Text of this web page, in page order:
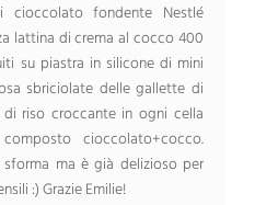
fondente Nestlé
lattina di crema al cocco 400
su piastra in silicone di mini
sbriciolate delle gallette di
riso croccante in ogni cella
cioccolato+cocco.
ma è già delizioso per
:) Grazie Emilie!